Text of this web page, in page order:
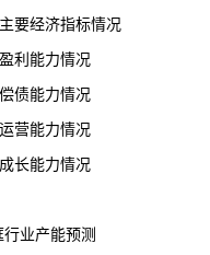
要经济指标情况
利能力情况
债能力情况
营能力情况
长能力情况
业产能预测